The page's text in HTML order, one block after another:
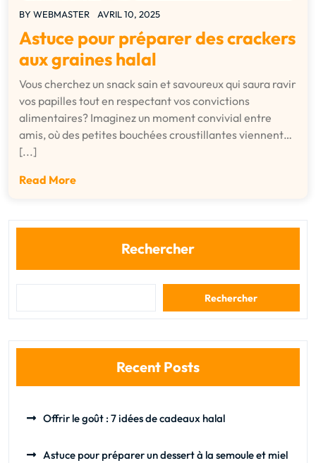
BY WEBMASTER AVRIL 10, 2025
Astuce pour préparer des crackers
aux graines halal
Vous cherchez un snack sain et savoureux qui saura ravir
vos papilles tout en respectant vos convictions
alimentaires? Imaginez un moment convivial entre
amis, où des petites bouchées croustillantes viennent…
[...]
Read More
Rechercher
Rechercher
Recent Posts
Offrir le goût : 7 idées de cadeaux halal
Astuce pour préparer un dessert à la semoule et miel